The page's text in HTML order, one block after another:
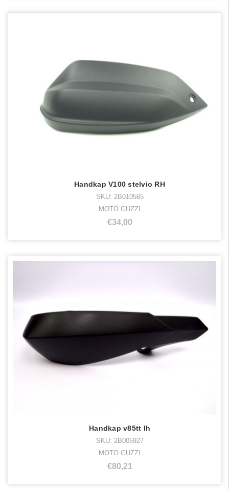
Handkap V100 stelvio RH
SKU: 2B010565
MOTO GUZZI
€34,00
Handkap v85tt lh
SKU: 2B005927
MOTO GUZZI
€80,21